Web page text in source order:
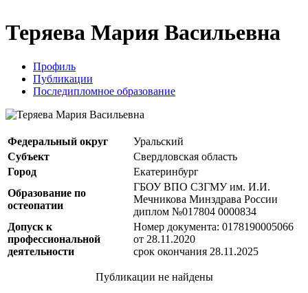
Теряева Мария Васильевна
Профиль
Публикации
Последипломное образование
Федеральный округ
Уральский
Субъект
Свердловская область
Город
Екатеринбург
Образование по
остеопатии
ГБОУ ВПО СЗГМУ им. И.И.
Мечникова Минздрава России
диплом №017804 0000834
Допуск к
профессиональной
деятельности
Номер документа: 0178190005066
от 28.11.2020
срок окончания 28.11.2025
Публикации не найдены